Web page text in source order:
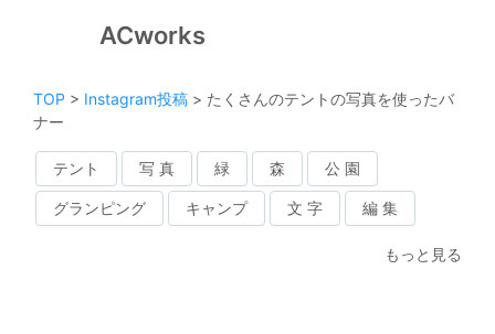
ACworks
TOP > Instagram投稿 > たくさんのテントの写真を使ったバ
ナー
テント 写 真 緑 森 公 園
グランピング キャンプ 文 字 編 集
もっと見る